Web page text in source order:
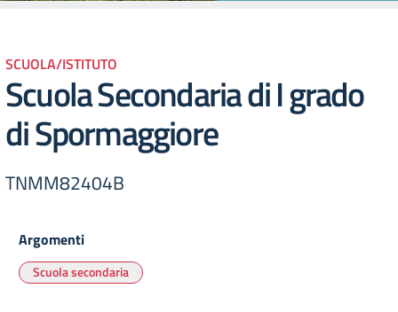
SCUOLA/ISTITUTO
Scuola Secondaria di I grado
di Spormaggiore
TNMM82404B
Argomenti
Scuola secondaria